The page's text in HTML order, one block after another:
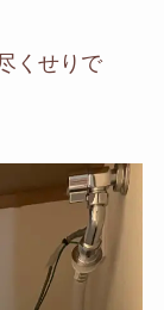
くせりで